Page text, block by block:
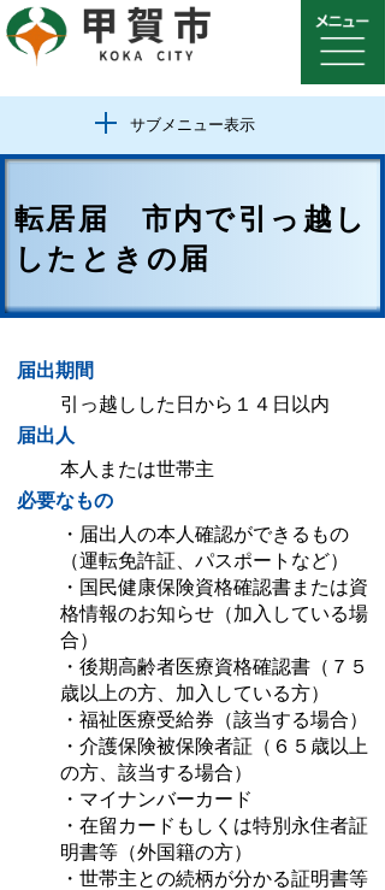
サブメニュー表示
転居届 市内で引っ越し
したときの届
届出期間
引っ越しした日から１４日以内
届出人
本人または世帯主
必要なもの
・届出人の本人確認ができるもの
（運転免許証、パスポートなど）
・国民健康保険資格確認書または資
格情報のお知らせ（加入している場
合）
・後期高齢者医療資格確認書（７５
歳以上の方、加入している方）
・福祉医療受給券（該当する場合）
・介護保険被保険者証（６５歳以上
の方、該当する場合）
・マイナンバーカード
・在留カードもしくは特別永住者証
明書等（外国籍の方）
・世帯主との続柄が分かる証明書等